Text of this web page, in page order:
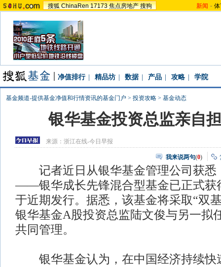
搜狐 ChinaRen 17173 焦点房地产 搜狗 新闻 -
净值排行 精品坊 数据 产品 攻略 学院
基金频道-提供基金净值和行情资讯的基金门户 > 投资攻略 > 基金动态
银华基金投资总监亲自
来源： 浙江在线-今日早报
我来说两句(0)
记者近日从银华基金管理公司获悉
——银华成长先锋混合型基金已正式获
于近期发行。据悉，该基金将采取“双
银华基金A股投资总监陆文俊与另一拟
共同管理。
银华基金认为，在中国经济持续快